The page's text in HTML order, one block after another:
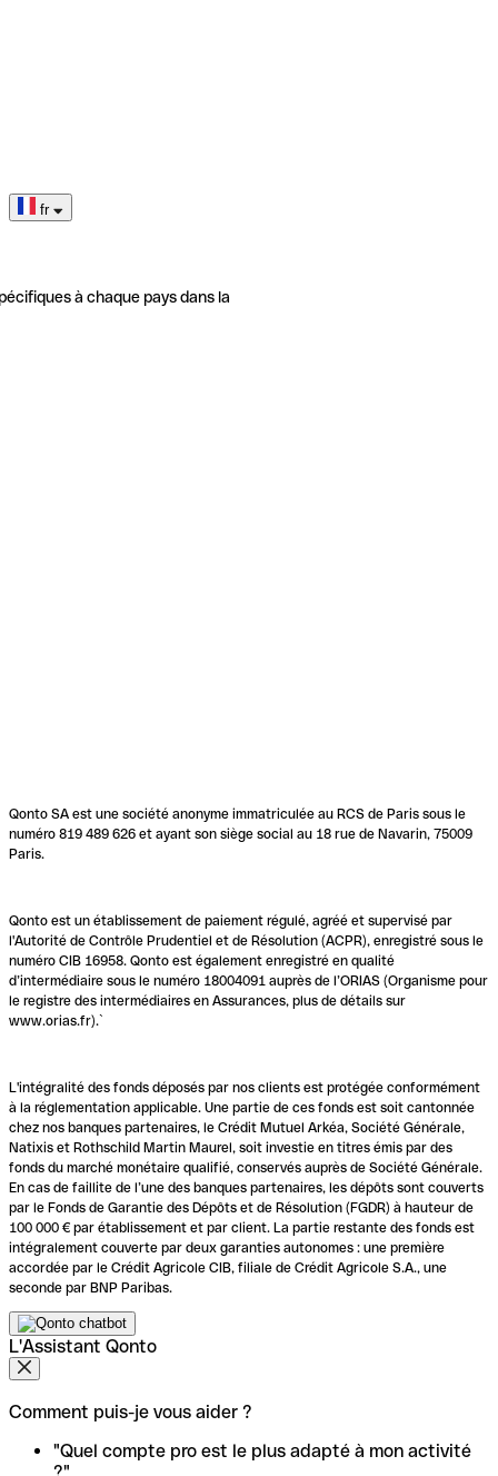
fr
à chaque pays dans la
Qonto SA est une société anonyme immatriculée au RCS de Paris sous le
numéro 819 489 626 et ayant son siège social au 18 rue de Navarin, 75009
Paris.
Qonto est un établissement de paiement régulé, agréé et supervisé par
l'Autorité de Contrôle Prudentiel et de Résolution (ACPR), enregistré sous le
numéro CIB 16958. Qonto est également enregistré en qualité
d’intermédiaire sous le numéro 18004091 auprès de l’ORIAS (Organisme pour
le registre des intermédiaires en Assurances, plus de détails sur
www.orias.fr).`
L'intégralité des fonds déposés par nos clients est protégée conformément
à la réglementation applicable. Une partie de ces fonds est soit cantonnée
chez nos banques partenaires, le Crédit Mutuel Arkéa, Société Générale,
Natixis et Rothschild Martin Maurel, soit investie en titres émis par des
fonds du marché monétaire qualifié, conservés auprès de Société Générale.
En cas de faillite de l’une des banques partenaires, les dépôts sont couverts
par le Fonds de Garantie des Dépôts et de Résolution (FGDR) à hauteur de
100 000 € par établissement et par client. La partie restante des fonds est
intégralement couverte par deux garanties autonomes : une première
accordée par le Crédit Agricole CIB, filiale de Crédit Agricole S.A., une
seconde par BNP Paribas.
L'Assistant Qonto
Comment puis-je vous aider ?
"Quel compte pro est le plus adapté à mon activité